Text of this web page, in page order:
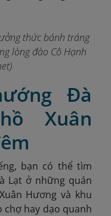
thức bánh tráng
lòng đào Cô Hạnh
Đà
Xuân
bạn có thể tìm
Lạt ở những quán
Hương và khu
chợ hay dạo quanh